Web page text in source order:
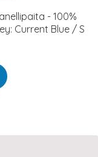
- 100%
Current Blue / S